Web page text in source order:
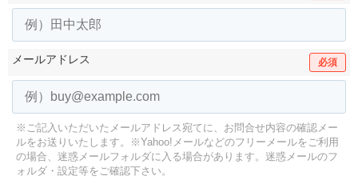
メールアドレス 必須
※ご記入いただいたメールアドレス宛てに、お問合せ内容の確認メー
ルをお送りいたします。
※Yahoo!メールなどのフリーメールをご利用
の場合、迷惑メールフォルダに入る場合があります。 迷惑メールのフ
ォルダ・設定等をご確認下さい。